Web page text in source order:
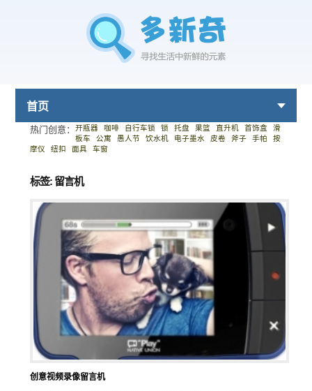
首页
热门创意： 开瓶器 咖啡 自行车锁 锁 托盘 果篮 直升机 首饰盒
滑
板车
公寓 愚人节 饮水机 电子墨水 皮卷 斧子 手帕
按
摩仪
纽扣 面具 车窗
标签: 留言机
创意视频录像留言机